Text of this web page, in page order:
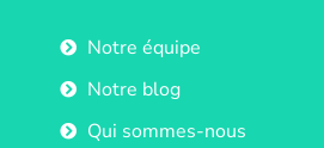
Notre équipe
Notre blog
Qui sommes-nous